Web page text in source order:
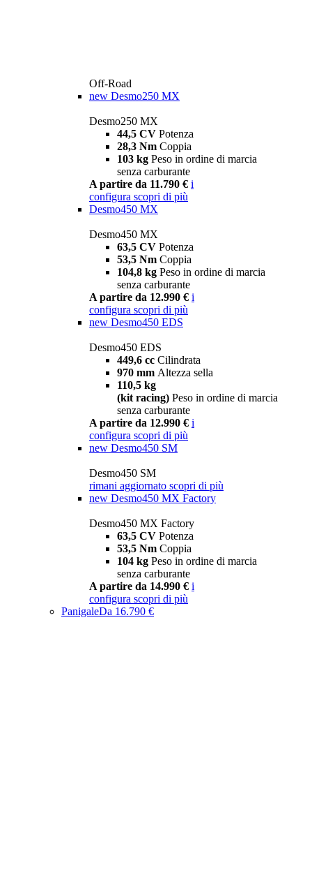
Off-Road
new Desmo250 MX
Desmo250 MX
44,5 CV Potenza
28,3 Nm Coppia
103 kg Peso in ordine di marcia
senza carburante
A partire da 11.790 € i
configura scopri di più
Desmo450 MX
Desmo450 MX
63,5 CV Potenza
53,5 Nm Coppia
104,8 kg Peso in ordine di marcia
senza carburante
A partire da 12.990 € i
configura scopri di più
new Desmo450 EDS
Desmo450 EDS
449,6 cc Cilindrata
970 mm Altezza sella
110,5 kg
(kit racing) Peso in ordine di marcia
senza carburante
A partire da 12.990 € i
configura scopri di più
new Desmo450 SM
Desmo450 SM
rimani aggiornato scopri di più
new Desmo450 MX Factory
Desmo450 MX Factory
63,5 CV Potenza
53,5 Nm Coppia
104 kg Peso in ordine di marcia
senza carburante
A partire da 14.990 € i
configura scopri di più
PanigaleDa 16.790 €